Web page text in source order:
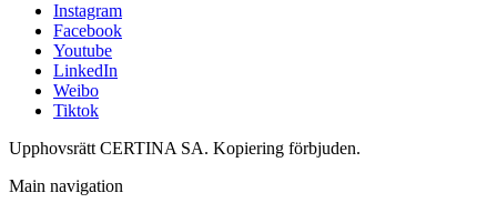
Instagram
Facebook
Youtube
LinkedIn
Weibo
Tiktok
Upphovsrätt CERTINA SA. Kopiering förbjuden.
Main navigation